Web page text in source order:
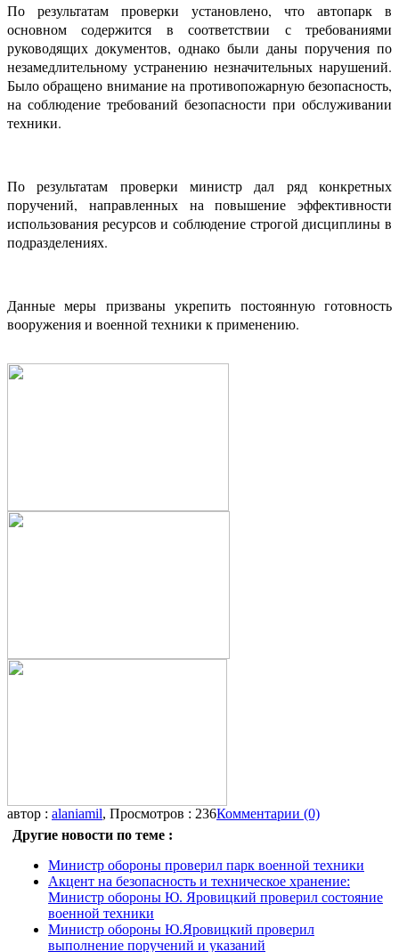
По результатам проверки установлено, что автопарк в
основном содержится в соответствии с требованиями
руководящих документов, однако были даны поручения по
незамедлительному устранению незначительных нарушений.
Было обращено внимание на противопожарную безопасность,
на соблюдение требований безопасности при обслуживании
техники.
По результатам проверки министр дал ряд конкретных
поручений, направленных на повышение эффективности
использования ресурсов и соблюдение строгой дисциплины в
подразделениях.
Данные меры призваны укрепить постоянную готовность
вооружения и военной техники к применению.
автор : alaniamil, Просмотров : 236Комментарии (0)
Другие новости по теме :
Министр обороны проверил парк военной техники
Акцент на безопасность и техническое хранение:
Министр обороны Ю. Яровицкий проверил состояние
военной техники
Министр обороны Ю.Яровицкий проверил
выполнение поручений и указаний